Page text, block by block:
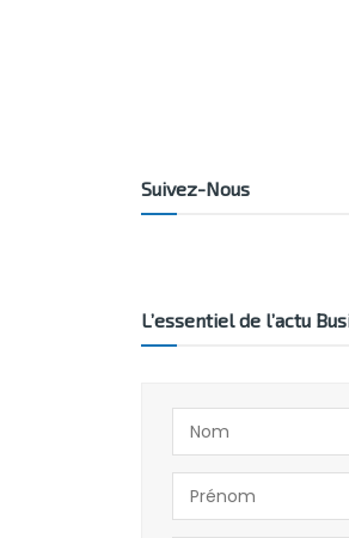
Suivez-Nous
L’essentiel de l’actu